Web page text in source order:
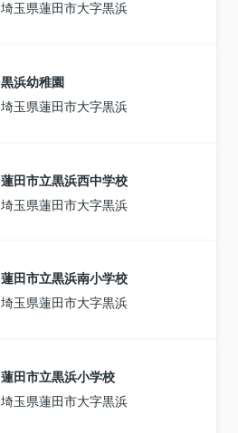
埼玉県蓮田市大字黒浜
黒浜幼稚園
埼玉県蓮田市大字黒浜
蓮田市立黒浜西中学校
埼玉県蓮田市大字黒浜
蓮田市立黒浜南小学校
埼玉県蓮田市大字黒浜
蓮田市立黒浜小学校
埼玉県蓮田市大字黒浜